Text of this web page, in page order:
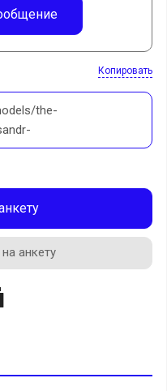
Копировать
the-
анкету